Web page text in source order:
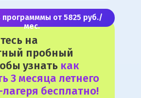
программмы от 5825 руб./
мес.
на
пробный
узнать как
3 месяца летнего
бесплатно!
С
СТРАНЫ